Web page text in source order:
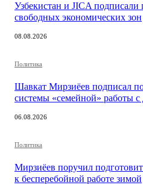
Узбекистан и JICA подписали
свободных экономических зон
08.08.2026
Политика
Шавкат Мирзиёев подписал
системы «семейной» работы с
06.08.2026
Политика
Мирзиёев поручил
к бесперебойной работе зимой